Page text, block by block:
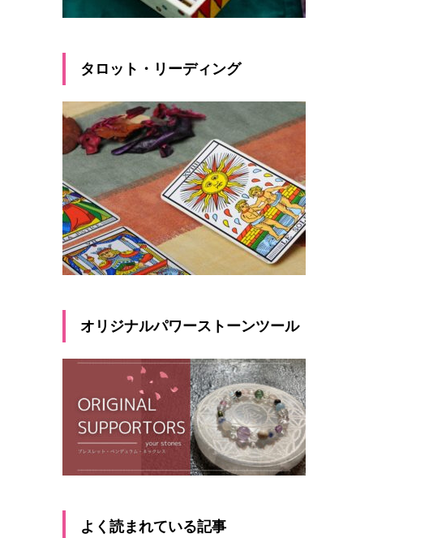
タロット・リーディング
オリジナルパワーストーンツール
よく読まれている記事